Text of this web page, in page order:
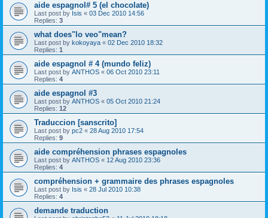
aide espagnol# 5 (el chocolate)
Last post by Isis « 03 Dec 2010 14:56
Replies: 3
what does"lo veo"mean?
Last post by kokoyaya « 02 Dec 2010 18:32
Replies: 1
aide espagnol # 4 (mundo feliz)
Last post by ANTHOS « 06 Oct 2010 23:11
Replies: 4
aide espagnol #3
Last post by ANTHOS « 05 Oct 2010 21:24
Replies: 12
Traduccion [sanscrito]
Last post by pc2 « 28 Aug 2010 17:54
Replies: 9
aide compréhension phrases espagnoles
Last post by ANTHOS « 12 Aug 2010 23:36
Replies: 4
compréhension + grammaire des phrases espagnoles
Last post by Isis « 28 Jul 2010 10:38
Replies: 4
demande traduction